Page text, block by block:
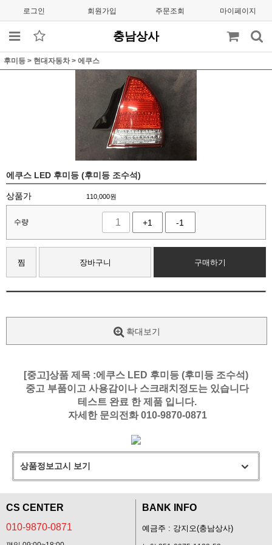
로그인 회원가입 주문조회 마이페이지
충남상사
후미등 > 현대자동차> 에쿠스
에쿠스 LED 후미등 (후미등 조수석)
상품가 110,000원
수량 +1 -1
찜 장바구니 구매하기
확대보기
[중고]상품 제목 :에쿠스 LED 후미등 (후미등 조수석)
중고 부품이고 사용감이나 스크래치정도는 있습니다
테스트 완료 한 제품 입니다.
자세한 문의전화 010-9870-0871
상품정보고시 보기
CS CENTER
010-9870-0871
BANK INFO
예금주 : 강지오(충남상사)